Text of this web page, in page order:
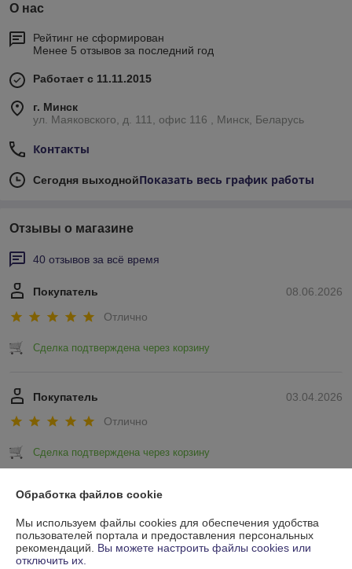
О нас
Рейтинг не сформирован
Менее 5 отзывов за последний год
Работает с 11.11.2015
г. Минск
ул. Маяковского, д. 111, офис 116 , Минск, Беларусь
Контакты
Сегодня выходнойПоказать весь график работы
Отзывы о магазине
40 отзывов за всё время
08.06.2026
Покупатель
Отлично
Сделка подтверждена через корзину
03.04.2026
Покупатель
Отлично
Сделка подтверждена через корзину
Показать все отзывы
О нас
Обработка файлов cookie
Мы используем файлы cookies для обеспечения удобства
пользователей портала и предоставления персональных
рекомендаций. Вы можете настроить файлы cookies или
отключить их.